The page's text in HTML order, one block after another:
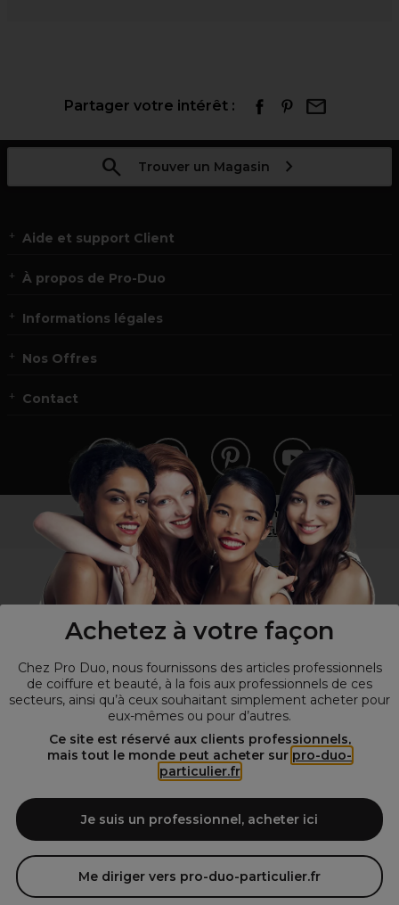
Achetez à votre façon
Chez Pro Duo, nous fournissons des articles professionnels
de coiffure et beauté, à la fois aux professionnels de ces
secteurs, ainsi qu’à ceux souhaitant simplement acheter pour
eux-mêmes ou pour d’autres.
Ce site est réservé aux clients professionnels,
mais tout le monde peut acheter sur pro-duo-
particulier.fr
Je suis un professionnel, acheter ici
Me diriger vers pro-duo-particulier.fr
Partager votre intérêt :
Trouver un Magasin
Aide et support Client
À propos de Pro-Duo
Informations légales
Nos Offres
Contact
Vous n’êtes pas un professionnel ?
Visitez notre site pour les particuliers!
Spécialiste de la coiffure et de la beauté, nous vous proposons une
large sélection de produits professionnels pour la coiffure et
Duo le fournisseur incontournable des salons de coiffure et instituts
de beauté! Notre gamme de produits s’adresse également à tous ceux
qui sont à la recherche de produits et d'accessoires de coiffure et de
matériel esthétique de qualité.